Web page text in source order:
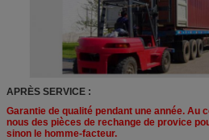
APRÈS SERVICE :
Garantie de qualité pendant une année. Au
nous des pièces de rechange de provice
sinon le homme-facteur.